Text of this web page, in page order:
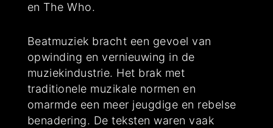
en The Who.
Beatmuziek bracht een gevoel van
opwinding en vernieuwing in de
muziekindustrie. Het brak met
traditionele muzikale normen en
omarmde een meer jeugdige en rebelse
benadering. De teksten waren vaak